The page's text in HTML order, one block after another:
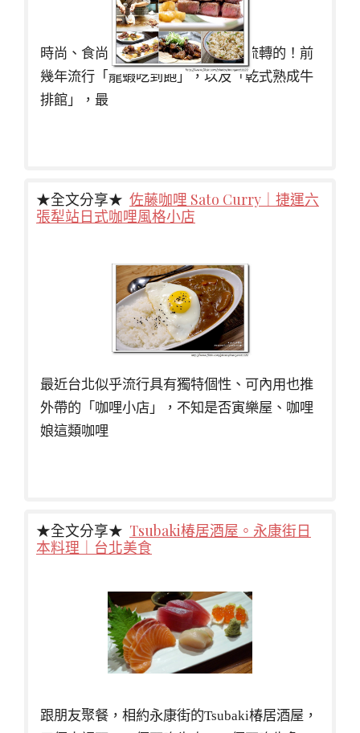
時尚、食尚，美食圈也是會風水輪流轉的！前
幾年流行「龍蝦吃到飽」，以及「乾式熟成牛
排館」，最
★全文分享★ 佐藤咖哩 Sato Curry｜捷運六
張犁站日式咖哩風格小店
最近台北似乎流行具有獨特個性、可內用也推
外帶的「咖哩小店」，不知是否寅樂屋、咖哩
娘這類咖哩
★全文分享★ Tsubaki椿居酒屋。永康街日
本料理｜台北美食
跟朋友聚餐，相約永康街的Tsubaki椿居酒屋，